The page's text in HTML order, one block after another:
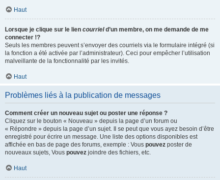
Haut
Lorsque je clique sur le lien courrield’un membre, on me demande de me
connecter !?
Seuls les membres peuvent s’envoyer des courriels via le formulaire intégré (si
la fonction a été activée par l’administrateur). Ceci pour empêcher l’utilisation
malveillante de la fonctionnalité par les invités.
Haut
Problèmes liés à la publication de messages
Comment créer un nouveau sujet ou poster une réponse ?
Cliquez sur le bouton « Nouveau » depuis la page d’un forum ou
« Répondre » depuis la page d’un sujet. Il se peut que vous ayez besoin d’être
enregistré pour écrire un message. Une liste des options disponibles est
affichée en bas de page des forums, exemple : Vous pouvez poster de
nouveaux sujets, Vous pouvez joindre des fichiers, etc.
Haut